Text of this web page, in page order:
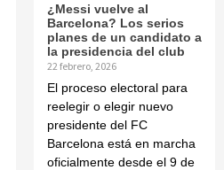
¿Messi vuelve al
Barcelona? Los serios
planes de un candidato a
la presidencia del club
22 febrero, 2026
El proceso electoral para
reelegir o elegir nuevo
presidente del FC
Barcelona está en marcha
oficialmente desde el 9 de